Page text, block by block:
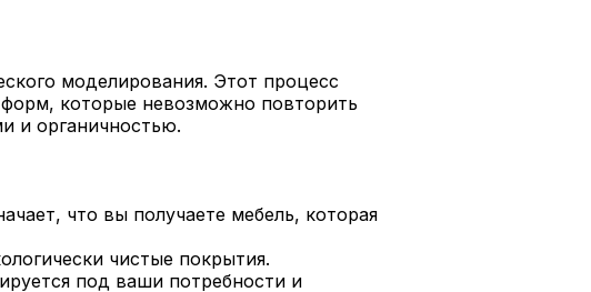
моделирования. Этот процесс
которые невозможно повторить
и органичностью.
что вы получаете мебель, которая
чистые покрытия.
под ваши потребности и